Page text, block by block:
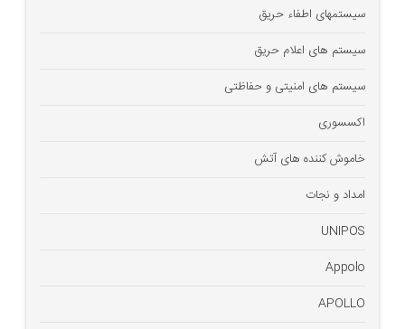
سیستمهای اطفاء حریق
سیستم های اعلام حریق
سیستم های امنیتی و حفاظتی
اکسسوری
خاموش کننده های آتش
امداد و نجات
UNIPOS
Appolo
APOLLO